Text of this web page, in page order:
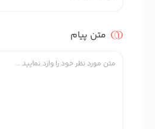
متن پیام